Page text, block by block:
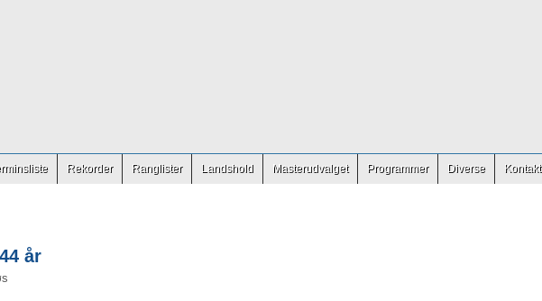
Rekorder Ranglister Landshold Masterudvalget Programmer Diverse Kontakt
år